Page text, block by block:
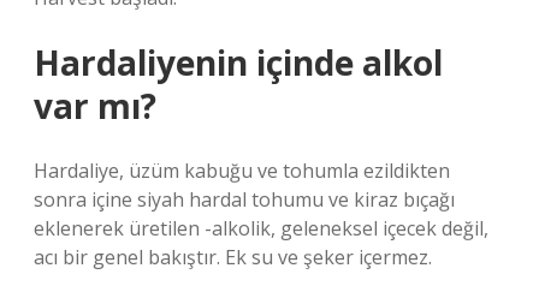
Hardaliyenin içinde alkol
var mı?
Hardaliye, üzüm kabuğu ve tohumla ezildikten
sonra içine siyah hardal tohumu ve kiraz bıçağı
eklenerek üretilen -alkolik, geleneksel içecek değil,
acı bir genel bakıştır. Ek su ve şeker içermez.